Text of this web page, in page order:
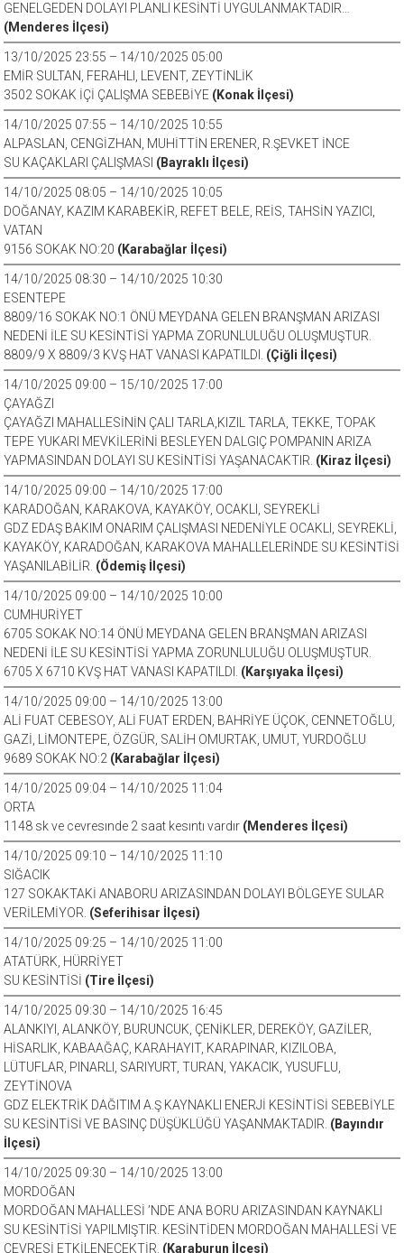
GENELGEDEN DOLAYI PLANLI KESİNTİ UYGULANMAKTADIR…
(Menderes İlçesi)
13/10/2025 23:55 – 14/10/2025 05:00
EMİR SULTAN, FERAHLI, LEVENT, ZEYTİNLİK
3502 SOKAK İÇİ ÇALIŞMA SEBEBİYE (Konak İlçesi)
14/10/2025 07:55 – 14/10/2025 10:55
ALPASLAN, CENGİZHAN, MUHİTTİN ERENER, R.ŞEVKET İNCE
SU KAÇAKLARI ÇALIŞMASI (Bayraklı İlçesi)
14/10/2025 08:05 – 14/10/2025 10:05
DOĞANAY, KAZIM KARABEKİR, REFET BELE, REİS, TAHSİN YAZICI,
VATAN
9156 SOKAK NO:20 (Karabağlar İlçesi)
14/10/2025 08:30 – 14/10/2025 10:30
ESENTEPE
8809/16 SOKAK NO:1 ÖNÜ MEYDANA GELEN BRANŞMAN ARIZASI
NEDENİ İLE SU KESİNTİSİ YAPMA ZORUNLULUĞU OLUŞMUŞTUR.
8809/9 X 8809/3 KVŞ HAT VANASI KAPATILDI. (Çiğli İlçesi)
14/10/2025 09:00 – 15/10/2025 17:00
ÇAYAĞZI
ÇAYAĞZI MAHALLESİNİN ÇALI TARLA,KIZIL TARLA, TEKKE, TOPAK
TEPE YUKARI MEVKİLERİNİ BESLEYEN DALGIÇ POMPANIN ARIZA
YAPMASINDAN DOLAYI SU KESİNTİSİ YAŞANACAKTIR. (Kiraz İlçesi)
14/10/2025 09:00 – 14/10/2025 17:00
KARADOĞAN, KARAKOVA, KAYAKÖY, OCAKLI, SEYREKLİ
GDZ EDAŞ BAKIM ONARIM ÇALIŞMASI NEDENİYLE OCAKLI, SEYREKLİ,
KAYAKÖY, KARADOĞAN, KARAKOVA MAHALLELERİNDE SU KESİNTİSİ
YAŞANILABİLİR. (Ödemiş İlçesi)
14/10/2025 09:00 – 14/10/2025 10:00
CUMHURİYET
6705 SOKAK NO:14 ÖNÜ MEYDANA GELEN BRANŞMAN ARIZASI
NEDENİ İLE SU KESİNTİSİ YAPMA ZORUNLULUĞU OLUŞMUŞTUR.
6705 X 6710 KVŞ HAT VANASI KAPATILDI. (Karşıyaka İlçesi)
14/10/2025 09:00 – 14/10/2025 13:00
ALİ FUAT CEBESOY, ALİ FUAT ERDEN, BAHRİYE ÜÇOK, CENNETOĞLU,
GAZİ, LİMONTEPE, ÖZGÜR, SALİH OMURTAK, UMUT, YURDOĞLU
9689 SOKAK NO:2 (Karabağlar İlçesi)
14/10/2025 09:04 – 14/10/2025 11:04
ORTA
1148 sk ve cevresınde 2 saat kesıntı vardır (Menderes İlçesi)
14/10/2025 09:10 – 14/10/2025 11:10
SIĞACIK
127 SOKAKTAKİ ANABORU ARIZASINDAN DOLAYI BÖLGEYE SULAR
VERİLEMİYOR. (Seferihisar İlçesi)
14/10/2025 09:25 – 14/10/2025 11:00
ATATÜRK, HÜRRİYET
SU KESİNTİSİ (Tire İlçesi)
14/10/2025 09:30 – 14/10/2025 16:45
ALANKIYI, ALANKÖY, BURUNCUK, ÇENİKLER, DEREKÖY, GAZİLER,
HİSARLIK, KABAAĞAÇ, KARAHAYIT, KARAPINAR, KIZILOBA,
LÜTUFLAR, PINARLI, SARIYURT, TURAN, YAKACIK, YUSUFLU,
ZEYTİNOVA
GDZ ELEKTRİK DAĞITIM A.Ş KAYNAKLI ENERJİ KESİNTİSİ SEBEBİYLE
SU KESİNTİSİ VE BASINÇ DÜŞÜKLÜĞÜ YAŞANMAKTADIR. (Bayındır
İlçesi)
14/10/2025 09:30 – 14/10/2025 13:00
MORDOĞAN
MORDOĞAN MAHALLESİ ’NDE ANA BORU ARIZASINDAN KAYNAKLI
SU KESİNTİSİ YAPILMIŞTIR. KESİNTİDEN MORDOĞAN MAHALLESİ VE
ÇEVRESİ ETKİLENECEKTİR. (Karaburun İlçesi)